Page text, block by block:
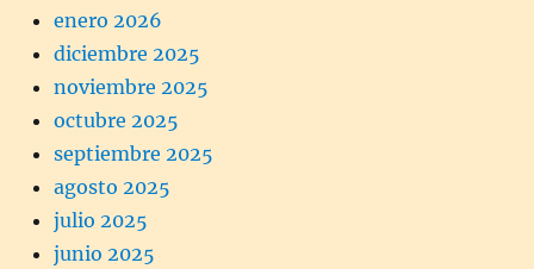
enero 2026
diciembre 2025
noviembre 2025
octubre 2025
septiembre 2025
agosto 2025
julio 2025
junio 2025